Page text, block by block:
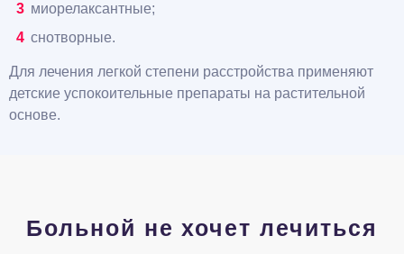
миорелаксантные;
снотворные.
Для лечения легкой степени расстройства применяют
детские успокоительные препараты на растительной
основе.
Больной не хочет лечиться